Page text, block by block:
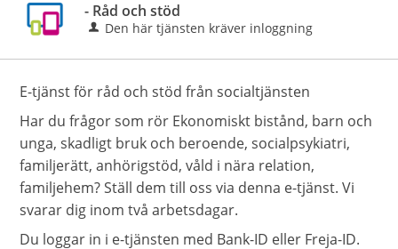
- Råd och stöd
Den här tjänsten kräver inloggning
E-tjänst för råd och stöd från socialtjänsten
Har du frågor som rör Ekonomiskt bistånd, barn och
unga, skadligt bruk och beroende, socialpsykiatri,
familjerätt, anhörigstöd, våld i nära relation,
familjehem? Ställ dem till oss via denna e-tjänst. Vi
svarar dig inom två arbetsdagar.
Du loggar in i e-tjänsten med Bank-ID eller Freja-ID.